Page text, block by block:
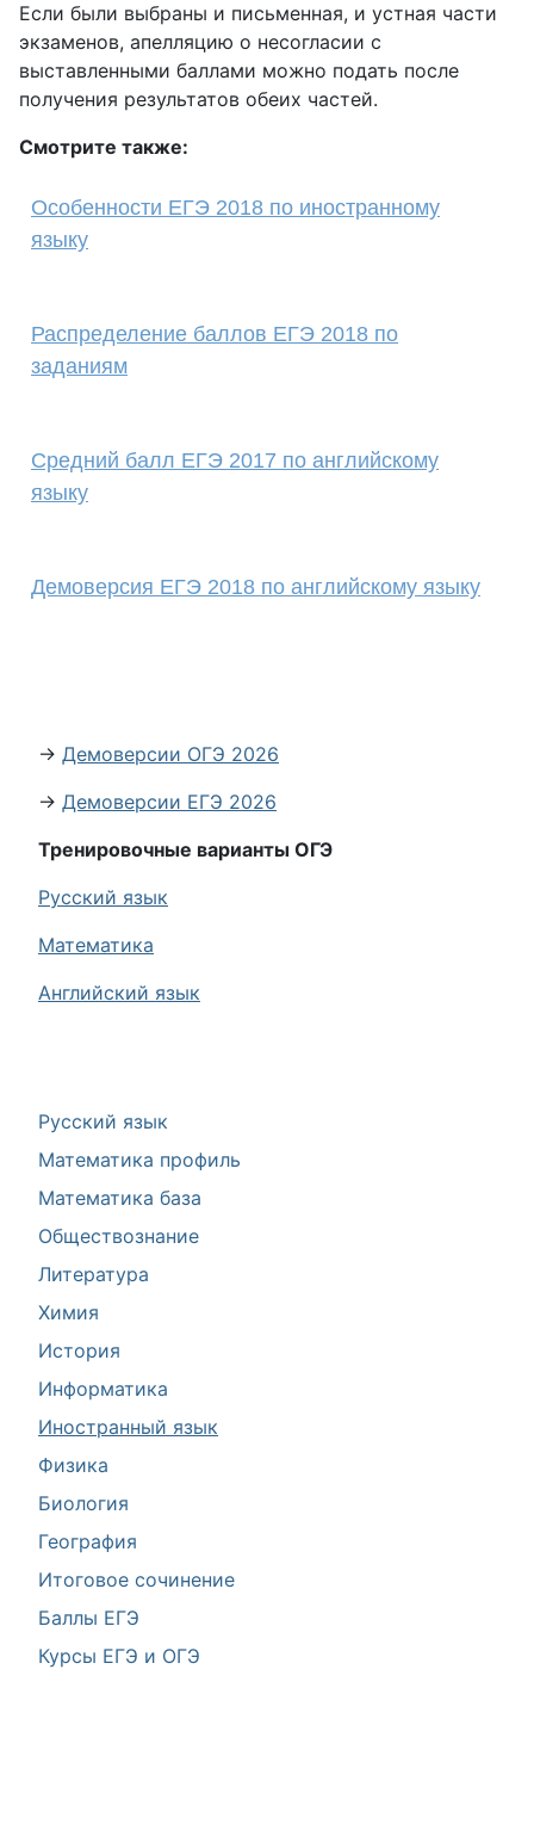
Русский язык
Математика профиль
Математика база
Обществознание
Литература
Химия
История
Информатика
Иностранный язык
Физика
Биология
География
Итоговое сочинение
Баллы ЕГЭ
Курсы ЕГЭ и ОГЭ
Если были выбраны и письменная, и устная части
экзаменов, апелляцию о несогласии с
выставленными баллами можно подать после
получения результатов обеих частей.
Смотрите также:
Особенности ЕГЭ 2018 по иностранному
языку
Распределение баллов ЕГЭ 2018 по
заданиям
Средний балл ЕГЭ 2017 по английскому
языку
Демоверсия ЕГЭ 2018 по английскому языку
→ Демоверсии ОГЭ 2026
→ Демоверсии ЕГЭ 2026
Тренировочные варианты ОГЭ
Русский язык
Математика
Английский язык